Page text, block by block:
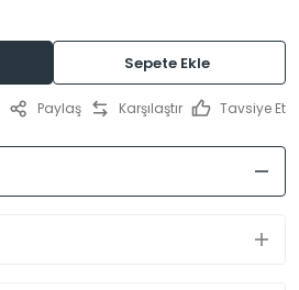
Sepete Ekle
Paylaş Karşılaştır Tavsiye Et